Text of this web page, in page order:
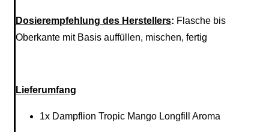
Dosierempfehlung des Herstellers: Flasche bis
Oberkante mit Basis auffüllen, mischen, fertig
Lieferumfang
1x Dampflion Tropic Mango Longfill Aroma